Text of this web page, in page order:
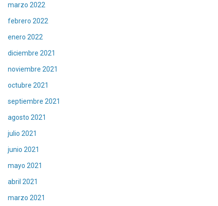
marzo 2022
febrero 2022
enero 2022
diciembre 2021
noviembre 2021
octubre 2021
septiembre 2021
agosto 2021
julio 2021
junio 2021
mayo 2021
abril 2021
marzo 2021